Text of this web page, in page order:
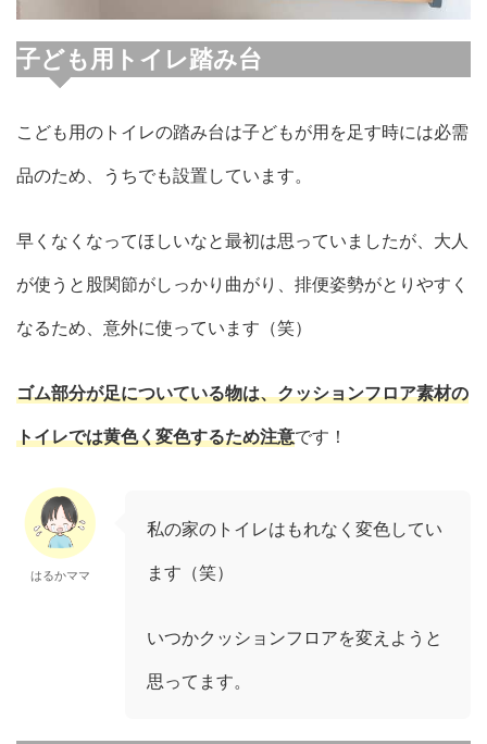
子ども用トイレ踏み台
こども用のトイレの踏み台は子どもが用を足す時には必需
品のため、うちでも設置しています。
早くなくなってほしいなと最初は思っていましたが、大人
が使うと股関節がしっかり曲がり、排便姿勢がとりやすく
なるため、意外に使っています（笑）
ゴム部分が足についている物は、クッションフロア素材の
トイレでは黄色く変色するため注意です！
はるかママ
私の家のトイレはもれなく変色してい
ます（笑）
いつかクッションフロアを変えようと
思ってます。